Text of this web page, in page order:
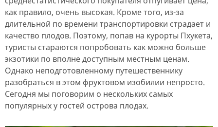
как правило, очень высокая. Кроме того, из-за
длительной по времени транспортировки страдает и
качество плодов. Поэтому, попав на курорты Пхукета,
туристы стараются попробовать как можно больше
экзотики по вполне доступным местным ценам.
Однако неподготовленному путешественнику
разобраться в этом фруктовом изобилии непросто.
Сегодня мы поговорим о нескольких самых
популярных у гостей острова плодах.